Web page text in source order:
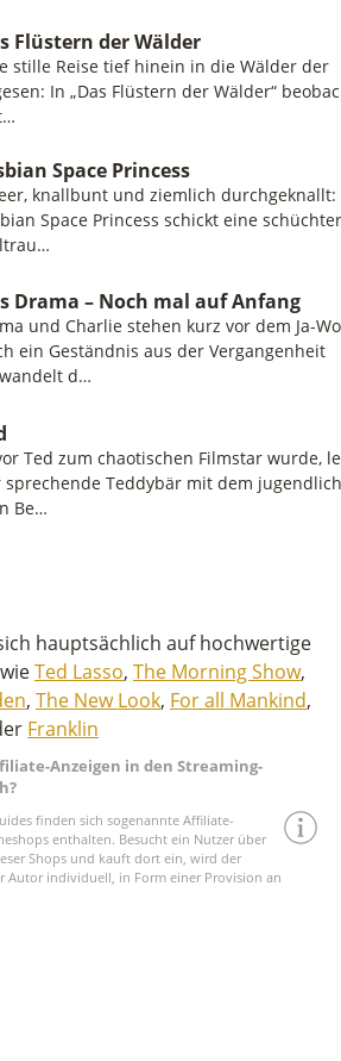
Flüstern der Wälder
stille Reise tief hinein in die Wälder der
In „Das Flüstern der Wälder“
Space Princess
knallbunt und ziemlich durchgeknallt:
Space Princess schickt eine
Drama – Noch mal auf Anfang
und Charlie stehen kurz vor dem Ja-
ein Geständnis aus der Vergangenheit
d…
Ted zum chaotischen Filmstar wurde,
sprechende Teddybär mit dem
Be…
hauptsächlich auf hochwertige
Ted Lasso, The Morning Show,
, The New Look, For all Mankind,
Franklin
Anzeigen in den Streaming-
finden sich sogenannte Affiliate-
enthalten. Besucht ein Nutzer über
Shops und kauft dort ein, wird der
Autor individuell, in Form einer Provision an